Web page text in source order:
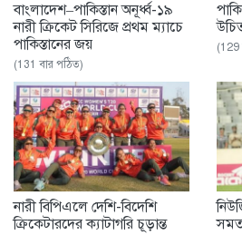
বাংলাদেশ–পাকিস্তান অনূর্ধ্ব-১৯
নারী ক্রিকেট সিরিজে প্রথম ম্যাচে
পাকিস্তানের জয়
(131 বার পঠিত)
(129
নারী বিপিএলে দেশি-বিদেশি
ক্রিকেটারদের ক্যাটাগরি চূড়ান্ত